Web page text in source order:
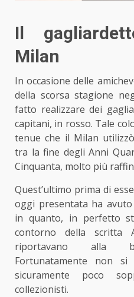
Il
Milan
In occasione delle
della scorsa stagione
fatto realizzare dei
capitani, in rosso. Tale
tenue che il Milan
tra la fine degli Anni
Cinquanta, molto più
Quest’ultimo prima di
oggi presentata ha
in quanto, in perfetto
contorno della scritta
riportavano alla
Fortunatamente non
sicuramente poco
collezionisti.